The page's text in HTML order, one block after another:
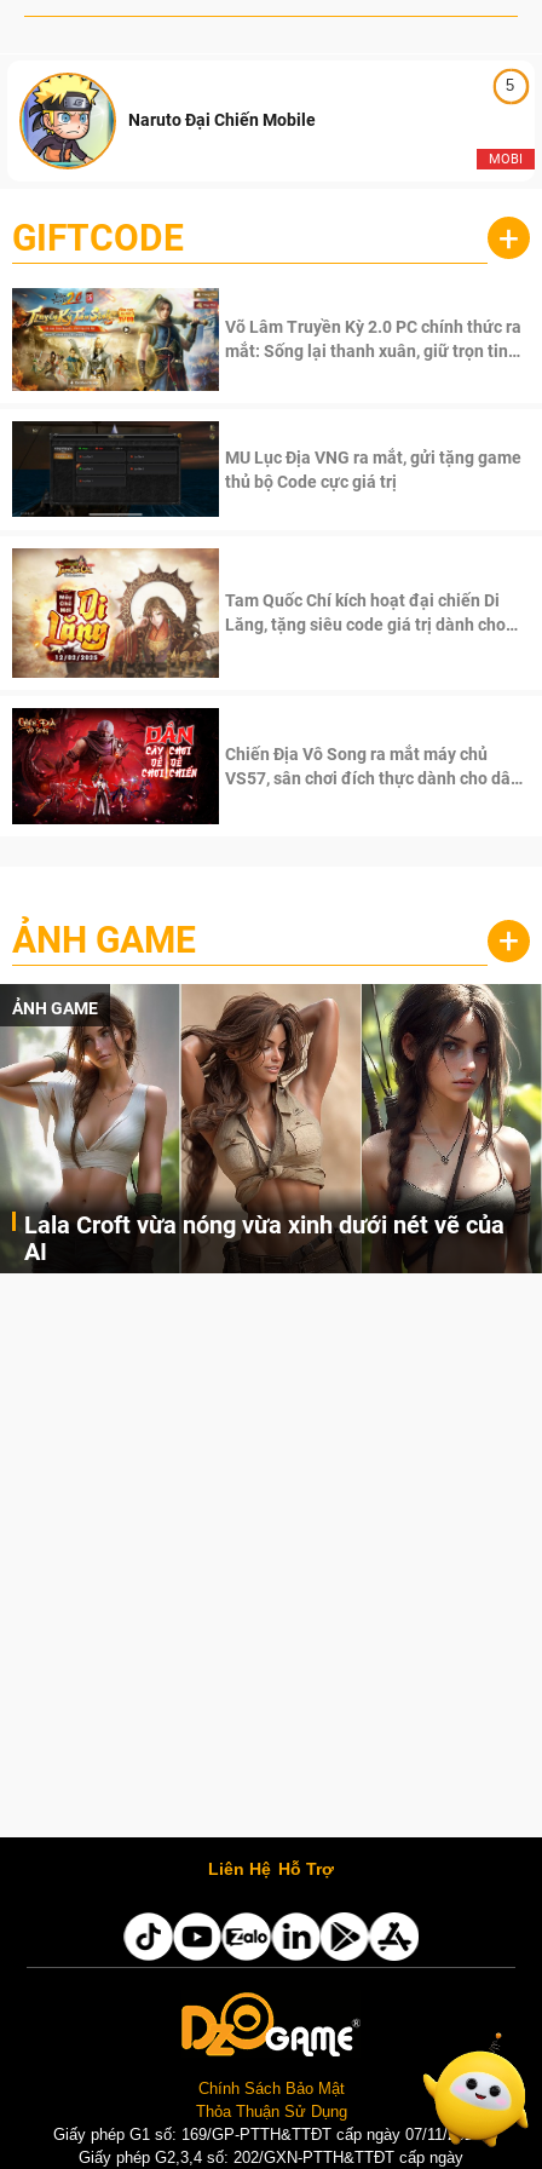
5
MOBI
Naruto Đại Chiến Mobile
GIFTCODE +
Võ Lâm Truyền Kỳ 2.0 PC chính thức ra
mắt: Sống lại thanh xuân, giữ trọn tinh
MU Lục Địa VNG ra mắt, gửi tặng game
thủ bộ Code cực giá trị
Tam Quốc Chí kích hoạt đại chiến Di
Lăng, tặng siêu code giá trị dành cho
Chiến Địa Vô Song ra mắt máy chủ
VS57, sân chơi đích thực dành cho dân
ẢNH GAME +
ẢNH GAME
Lala Croft vừa nóng vừa xinh dưới nét vẽ của
AI
Liên Hệ Hỗ Trợ
Chính Sách Bảo Mật
Thỏa Thuận Sử Dụng
Giấy phép G1 số: 169/GP-PTTH&TTĐT cấp ngày 07/11/2025 |
Giấy phép G2,3,4 số: 202/GXN-PTTH&TTĐT cấp ngày